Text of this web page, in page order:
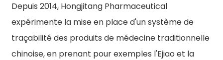
Depuis 2014, Hongjitang Pharmaceutical
expérimente la mise en place d'un système de
traçabilité des produits de médecine traditionnelle
chinoise, en prenant pour exemples l'Ejiao et la